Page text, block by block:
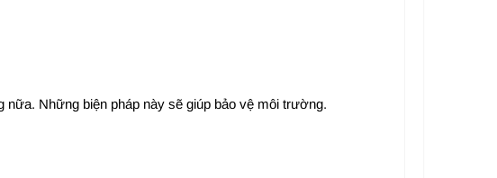
Những biện pháp này sẽ giúp bảo vệ môi trường.